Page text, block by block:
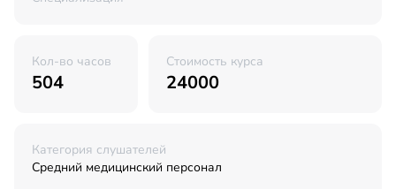
Кол-во часов
504
Стоимость курса
24000
Категория слушателей
Средний медицинский персонал